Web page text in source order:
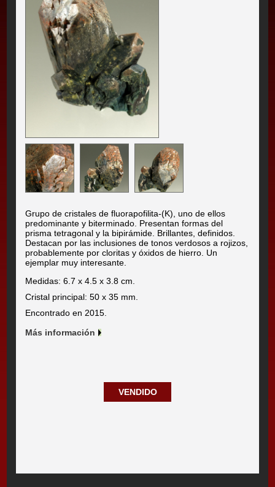
Grupo de cristales de fluorapofilita-(K), uno de ellos
predominante y biterminado. Presentan formas del
prisma tetragonal y la bipirámide. Brillantes, definidos.
Destacan por las inclusiones de tonos verdosos a rojizos,
probablemente por cloritas y óxidos de hierro. Un
ejemplar muy interesante.
Medidas: 6.7 x 4.5 x 3.8 cm.
Cristal principal: 50 x 35 mm.
Encontrado en 2015.
Más información
VENDIDO